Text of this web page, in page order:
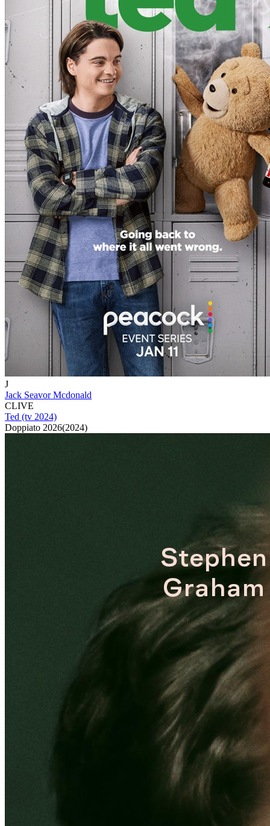
J
Jack Seavor Mcdonald
CLIVE
Ted (tv 2024)
Doppiato 2026(2024)